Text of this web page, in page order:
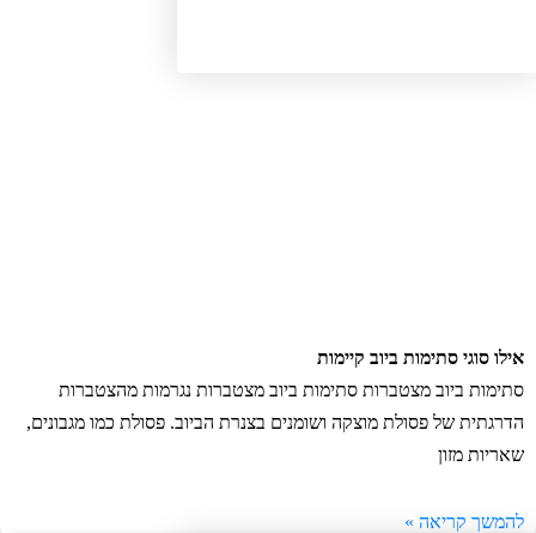
סוגי סתימות ביוב קיימות
ביוב מצטברות סתימות ביוב מצטברות נגרמות מהצטברות
של פסולת מוצקה ושומנים בצנרת הביוב. פסולת כמו מגבונים,
מזון
קריאה »